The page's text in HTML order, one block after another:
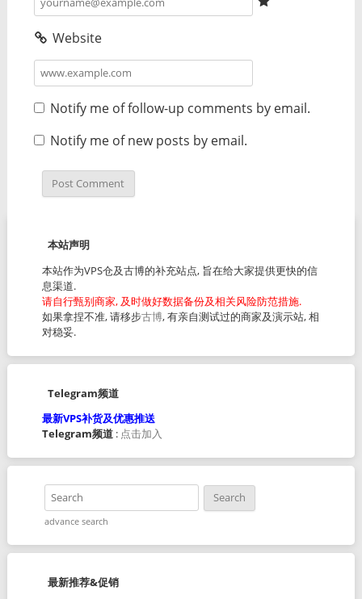
Website
Notify me of follow-up comments by email.
Notify me of new posts by email.
本站声明
本站作为VPS仓及古博的补充站点, 旨在给大家提供更快的信
息渠道.
请自行甄别商家, 及时做好数据备份及相关风险防范措施.
如果拿捏不准, 请移步古博, 有亲自测试过的商家及演示站, 相
对稳妥.
Telegram频道
最新VPS补货及优惠推送
Telegram频道: 点击加入
advance search
最新推荐&促销